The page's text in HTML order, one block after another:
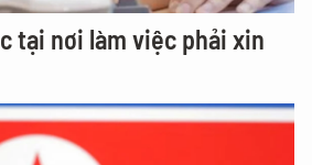
tại nơi làm việc phải xin